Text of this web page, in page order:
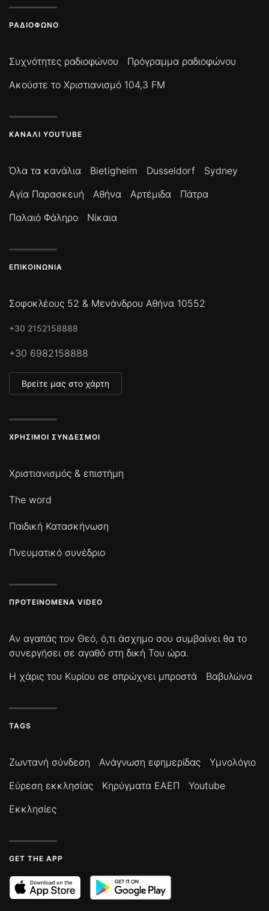
ΡΑΔΙΌΦΩΝΟ
Συχνότητες ραδιοφώνου
Πρόγραμμα ραδιοφώνου
Ακούστε το Χριστιανισμό 104,3 FM
ΚΑΝΆΛΙ YOUTUBE
Όλα τα κανάλια Bietigheim Dusseldorf
Sydney
Αγία Παρασκευή
Αθήνα Αρτέμιδα
Πάτρα
Παλαιό Φάληρο
Νίκαια
ΕΠΙΚΟΙΝΩΝΊΑ
Σοφοκλέους 52 & Μενάνδρου Αθήνα 10552
+30 2152158888
+30 6982158888
Βρείτε μας στο χάρτη
ΧΡΉΣΙΜΟΙ ΣΎΝΔΕΣΜΟΙ
Χριστιανισμός & επιστήμη
The word
Παιδική Κατασκήνωση
Πνευματικό συνέδριο
ΠΡΟΤΕΙΝΌΜΕΝΑ VIDEO
Αν αγαπάς τον Θεό, ό,τι άσχημο σου συμβαίνει θα το
συνεργήσει σε αγαθό στη δική Του ώρα.
Η χάρις του Κυρίου σε σπρώχνει μπροστά
Βαβυλώνα
TAGS
Ζωντανή σύνδεση Ανάγνωση εφημερίδας
Υμνολόγιο
Εύρεση εκκλησίας
Κηρύγματα ΕΑΕΠ
Youtube
Εκκλησίες
GET THE APP